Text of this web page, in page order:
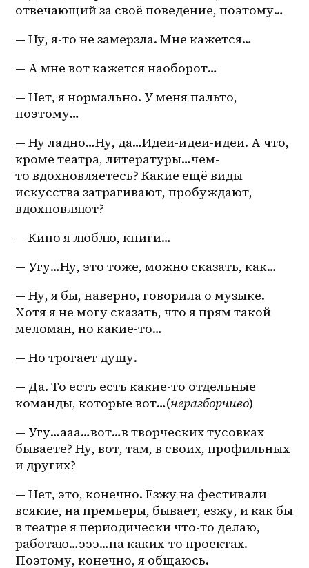
отвечающий за своё поведение, поэтому…
— Ну, я-то не замерзла. Мне кажется…
— А мне вот кажется наоборот…
— Нет, я нормально. У меня пальто,
поэтому…
— Ну ладно…Ну, да…Идеи-идеи-идеи. А что,
кроме театра, литературы…чем-
то вдохновляетесь? Какие ещё виды
искусства затрагивают, пробуждают,
вдохновляют?
— Кино я люблю, книги…
— Угу…Ну, это тоже, можно сказать, как…
— Ну, я бы, наверно, говорила о музыке.
Хотя я не могу сказать, что я прям такой
меломан, но какие-то…
— Но трогает душу.
— Да. То есть есть какие-то отдельные
команды, которые вот…(неразборчиво)
— Угу…ааа…вот…в творческих тусовках
бываете? Ну, вот, там, в своих, профильных
и других?
— Нет, это, конечно. Езжу на фестивали
всякие, на премьеры, бывает, езжу, и как бы
в театре я периодически что-то делаю,
работаю…эээ…на каких-то проектах.
Поэтому, конечно, я общаюсь.